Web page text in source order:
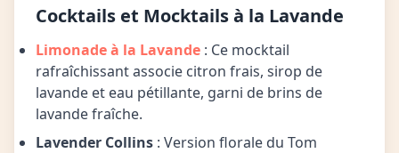
Cocktails et Mocktails à la Lavande
Limonade à la Lavande : Ce mocktail
rafraîchissant associe citron frais, sirop de
lavande et eau pétillante, garni de brins de
lavande fraîche.
Lavender Collins : Version florale du Tom